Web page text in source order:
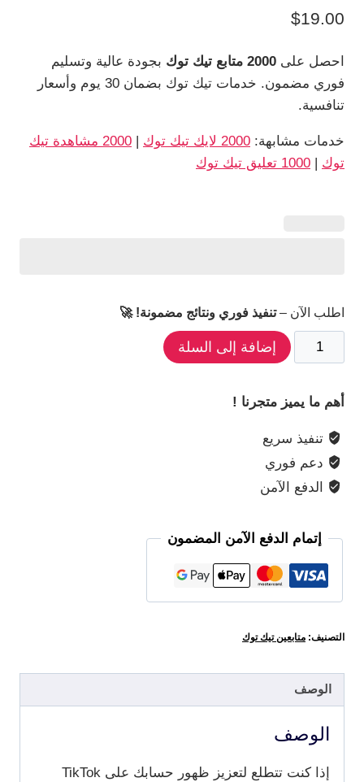
$19.00
احصل على 2000 متابع تيك توك
بجودة عالية وتسليم
فوري مضمون. خدمات تيك توك بضمان 30 يوم وأسعار
تنافسية.
خدمات مشابهة: 2000 لايك تيك توك |
2000 مشاهدة تيك
توك | 1000 تعليق تيك توك
اطلب الآن –تنفيذ فوري ونتائج مضمونة! 🚀
كمية
2000
تيك
توك
إضافة إلى السلة
أهم ما يميز متجرنا !
تنفيذ سريع
دعم فوري
الدفع الآمن
إتمام الدفع الآمن المضمون
التصنيف: متابعين تيك توك
الوصف
الوصف
إذا كنت تتطلع لتعزيز ظهور حسابك على TikTok